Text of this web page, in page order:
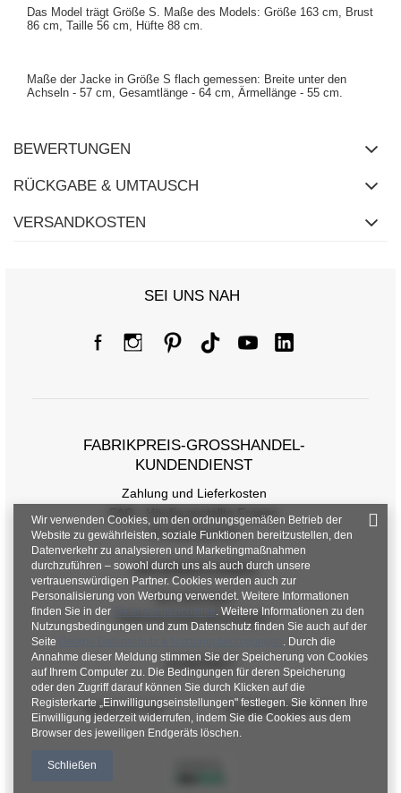
Das Model trägt Größe S. Maße des Models: Größe 163 cm, Brust
86 cm, Taille 56 cm, Hüfte 88 cm.
Maße der Jacke in Größe S flach gemessen: Breite unter den
Achseln - 57 cm, Gesamtlänge - 64 cm, Ärmellänge - 55 cm.
BEWERTUNGEN
RÜCKGABE & UMTAUSCH
VERSANDKOSTEN
SEI UNS NAH
FABRIKPREIS-GROSSHANDEL-K
UNDENDIENST
Zahlung und Lieferkosten
FAQ - Häufig gestellte Fragen
Rückgabepolitik
INFORMATIONEN
Verordnungen
Datenschutzbestimmungen
KONTAKT
+48 601 547 740 hurt@factoryprice.eu
Wir verwenden Cookies, um den ordnungsgemäßen Betrieb der
Website zu gewährleisten, soziale Funktionen bereitzustellen, den
Datenverkehr zu analysieren und Marketingmaßnahmen
durchzuführen – sowohl durch uns als auch durch unsere
vertrauenswürdigen Partner. Cookies werden auch zur
Personalisierung von Werbung verwendet. Weitere Informationen
finden Sie in der
Datenschutzrichtlinie. Weitere Informationen zu den
Nutzungsbedingungen und zum Datenschutz finden Sie auch auf der
Seite
. Durch die
Annahme dieser Meldung stimmen Sie der Speicherung von Cookies
auf Ihrem Computer zu. Die Bedingungen für deren Speicherung
oder den Zugriff darauf können Sie durch Klicken auf die
Registerkarte „Einwilligungseinstellungen" festlegen. Sie können Ihre
Einwilligung jederzeit widerrufen, indem Sie die Cookies aus dem
Browser des jeweiligen Endgeräts löschen.
Schließen